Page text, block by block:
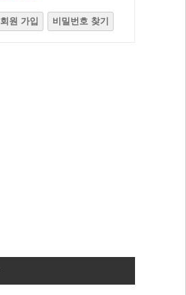
회원 가입 비밀번호 찾기